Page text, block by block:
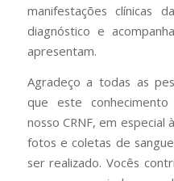
manifestações
diagnóstico e
apresentam.
Agradeço a todas as
que este
nosso CRNF, em especial
fotos e coletas de
ser realizado. Vocês